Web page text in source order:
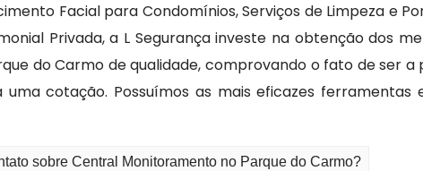
Facial para Condomínios, Serviços de Limpeza e
Privada, a L Segurança investe na obtenção dos
do Carmo de qualidade, comprovando o fato de ser
cotação. Possuímos as mais eficazes
sobre Central Monitoramento no Parque do Carmo?